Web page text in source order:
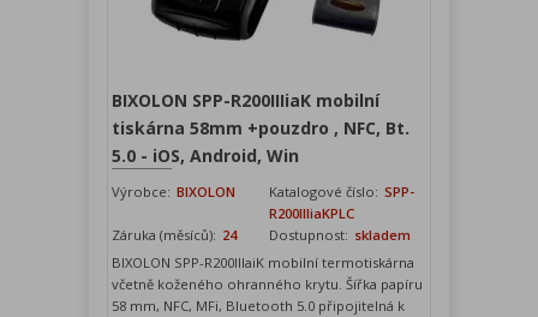
BIXOLON SPP-R200IIIiaK mobilní
tiskárna 58mm +pouzdro , NFC, Bt.
5.0 - iOS, Android, Win
Výrobce: BIXOLON Katalogové číslo: SPP-
R200IIIiaKPLC
Záruka (měsíců): 24 Dostupnost: skladem
BIXOLON SPP-R200IIIaiK mobilní termotiskárna
včetně koženého ohranného krytu. Šířka papíru
58 mm, NFC, MFi, Bluetooth 5.0 připojitelná k